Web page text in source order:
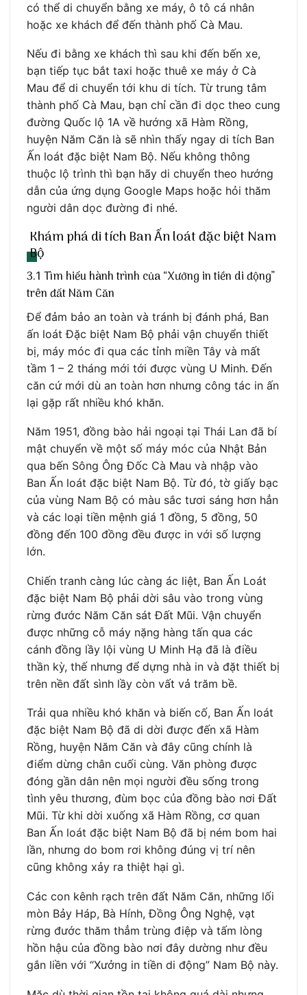
có thể di chuyển bằng xe máy, ô tô cá nhân
hoặc xe khách để đến thành phố Cà Mau.
Nếu đi bằng xe khách thì sau khi đến bến xe,
bạn tiếp tục bắt taxi hoặc thuê xe máy ở Cà
Mau để di chuyển tới khu di tích. Từ trung tâm
thành phố Cà Mau, bạn chỉ cần đi dọc theo cung
đường Quốc lộ 1A về hướng xã Hàm Rồng,
huyện Năm Căn là sẽ nhìn thấy ngay di tích Ban
Ấn loát đặc biệt Nam Bộ. Nếu không thông
thuộc lộ trình thì bạn hãy di chuyển theo hướng
dẫn của ứng dụng Google Maps hoặc hỏi thăm
người dân dọc đường đi nhé.
Khám phá di tích Ban Ấn loát đặc biệt Nam
Bộ
3.1 Tìm hiểu hành trình của “Xưởng in tiền di động”
trên đất Năm Căn
Để đảm bảo an toàn và tránh bị đánh phá, Ban
ấn loát Đặc biệt Nam Bộ phải vận chuyển thiết
bị, máy móc đi qua các tỉnh miền Tây và mất
tầm 1 – 2 tháng mới tới được vùng U Minh. Đến
căn cứ mới dù an toàn hơn nhưng công tác in ấn
lại gặp rất nhiều khó khăn.
Năm 1951, đồng bào hải ngoại tại Thái Lan đã bí
mật chuyển về một số máy móc của Nhật Bản
qua bến Sông Ông Đốc Cà Mau và nhập vào
Ban Ấn loát đặc biệt Nam Bộ. Từ đó, tờ giấy bạc
của vùng Nam Bộ có màu sắc tươi sáng hơn hẳn
và các loại tiền mệnh giá 1 đồng, 5 đồng, 50
đồng đến 100 đồng đều được in với số lượng
lớn.
Chiến tranh càng lúc càng ác liệt, Ban Ấn Loát
đặc biệt Nam Bộ phải dời sâu vào trong vùng
rừng đước Năm Căn sát Đất Mũi. Vận chuyển
được những cỗ máy nặng hàng tấn qua các
cánh đồng lầy lội vùng U Minh Hạ đã là điều
thần kỳ, thế nhưng để dựng nhà in và đặt thiết bị
trên nền đất sình lầy còn vất vả trăm bề.
Trải qua nhiều khó khăn và biến cố, Ban Ấn loát
đặc biệt Nam Bộ đã di dời được đến xã Hàm
Rồng, huyện Năm Căn và đây cũng chính là
điểm dừng chân cuối cùng. Văn phòng được
đóng gần dân nên mọi người đều sống trong
tình yêu thương, đùm bọc của đồng bào nơi Đất
Mũi. Từ khi dời xuống xã Hàm Rồng, cơ quan
Ban Ấn loát đặc biệt Nam Bộ đã bị ném bom hai
lần, nhưng do bom rơi không đúng vị trí nên
cũng không xảy ra thiệt hại gì.
Các con kênh rạch trên đất Năm Căn, những lối
mòn Bảy Háp, Bà Hính, Đồng Ông Nghệ, vạt
rừng đước thăm thẳm trùng điệp và tấm lòng
hồn hậu của đồng bào nơi đây dường như đều
gắn liền với “Xưởng in tiền di động” Nam Bộ này.